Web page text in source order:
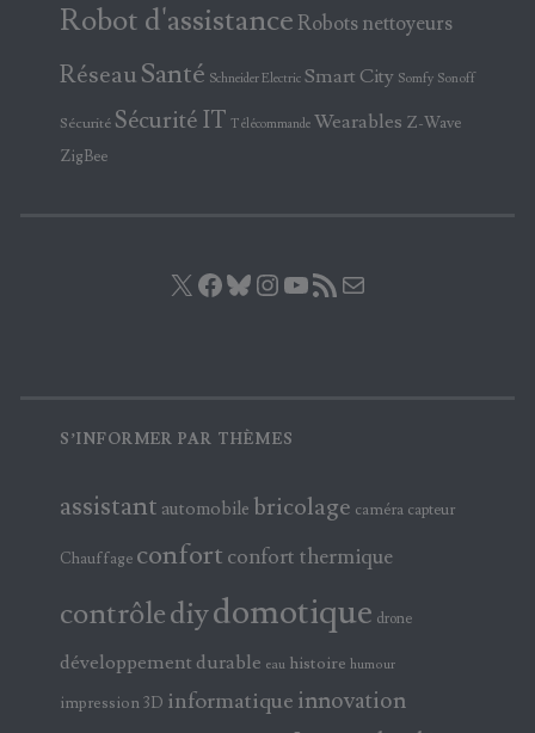
Robot d'assistance Robots nettoyeurs
RéseauSanté Schneider Electric Smart City Somfy Sonoff
Sécurité Sécurité IT Télécommande Wearables Z-Wave
ZigBee
X Facebook
Bluesky
Instagram
YouTube
Flux RSS
S’INFORMER PAR THÈMES
assistant automobile bricolage caméra capteur
Chauffage confort confort thermique
contrôlediydomotique drone
développement durable eau histoire humour
impression 3D informatique innovation